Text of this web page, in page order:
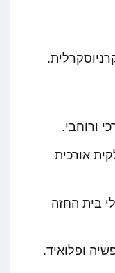
אורכית
בית החזה
ופלואיד.